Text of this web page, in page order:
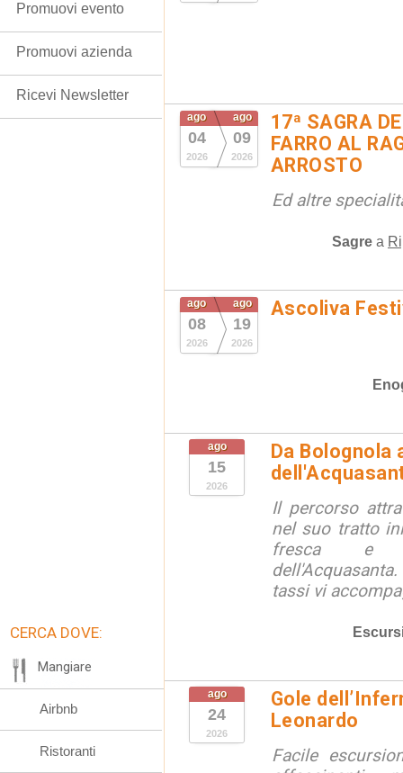
ago
04
2026
ago
09
2026
17ª SAGRA
FARRO AL
ARROSTO
Ed altre
Sagre a
ago
08
2026
ago
19
2026
Ascoliva
ago
15
2026
Da Bolognola
Il percorso
nel suo tratto
fresca e
tassi vi
ago
24
2026
Gole
Leonardo
Facile
Promuovi evento
Promuovi azienda
Ricevi Newsletter
CERCA DOVE:
Mangiare
Airbnb
Ristoranti